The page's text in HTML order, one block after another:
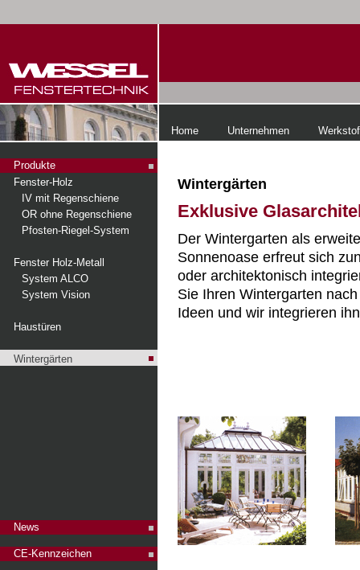
Produkte
Fenster-Holz
IV mit Regenschiene
OR ohne Regenschiene
Pfosten-Riegel-System
Fenster Holz-Metall
System ALCO
System Vision
Haustüren
Wintergärten
News
CE-Kennzeichen
Home Unternehmen
Wintergärten
Exklusive
Der Wintergarten als
Sonnenoase erfreut sich
oder architektonisch
Sie Ihren Wintergarten
Ideen und wir integrieren